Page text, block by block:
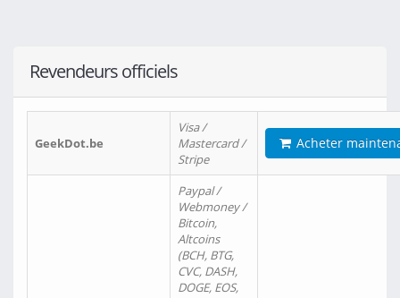
Revendeurs officiels
GeekDot.be
Visa /
Mastercard /
Stripe
Acheter
Paypal /
Webmoney /
Bitcoin,
Altcoins
(BCH, BTG,
CVC, DASH,
DOGE, EOS,